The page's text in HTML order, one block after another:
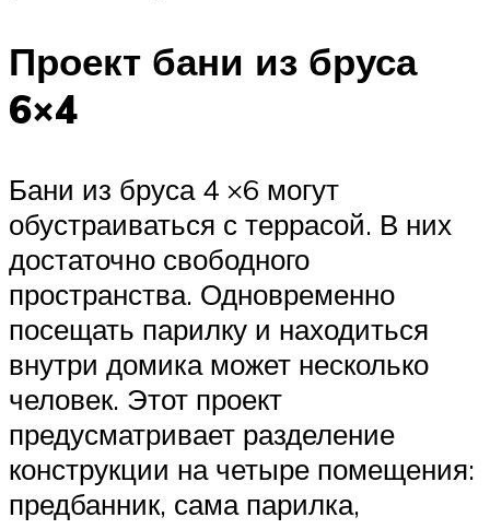
Проект бани из бруса
6×4
Бани из бруса 4 ×6 могут
обустраиваться с террасой. В них
достаточно свободного
пространства. Одновременно
посещать парилку и находиться
внутри домика может несколько
человек. Этот проект
предусматривает разделение
конструкции на четыре помещения:
предбанник, сама парилка,